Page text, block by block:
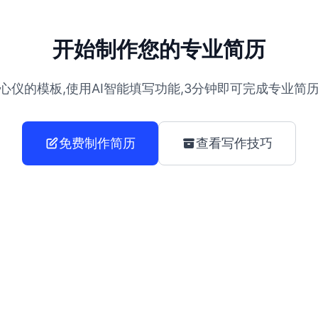
开始制作您的专业简历
仪的模板,使用AI智能填写功能,3分钟即可完成专业简
免费制作简历 查看写作技巧